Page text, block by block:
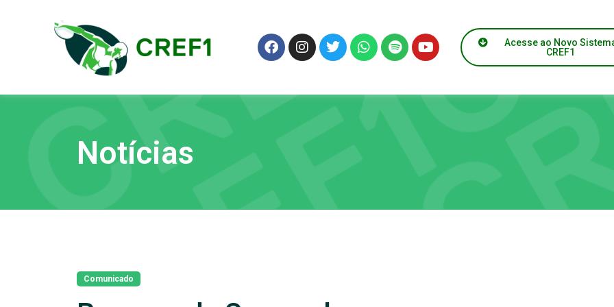
Acesse ao Novo
CREF1
Notícias
Comunicado